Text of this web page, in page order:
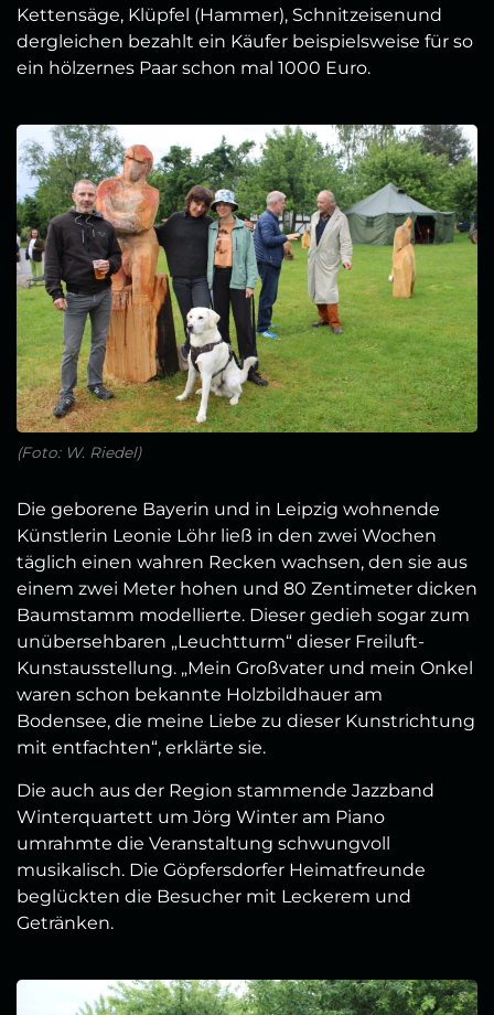
Kettensäge, Klüpfel (Hammer), Schnitzeisenund
dergleichen bezahlt ein Käufer beispielsweise für so
ein hölzernes Paar schon mal 1000 Euro.
(Foto: W. Riedel)
Die geborene Bayerin und in Leipzig wohnende
Künstlerin Leonie Löhr ließ in den zwei Wochen
täglich einen wahren Recken wachsen, den sie aus
einem zwei Meter hohen und 80 Zentimeter dicken
Baumstamm modellierte. Dieser gedieh sogar zum
unübersehbaren „Leuchtturm“ dieser Freiluft-
Kunstausstellung. „Mein Großvater und mein Onkel
waren schon bekannte Holzbildhauer am
Bodensee, die meine Liebe zu dieser Kunstrichtung
mit entfachten“, erklärte sie.
Die auch aus der Region stammende Jazzband
Winterquartett um Jörg Winter am Piano
umrahmte die Veranstaltung schwungvoll
musikalisch. Die Göpfersdorfer Heimatfreunde
beglückten die Besucher mit Leckerem und
Getränken.